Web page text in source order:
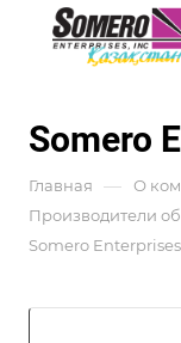
Somero
Главная — О
Производители
Somero Enterprises